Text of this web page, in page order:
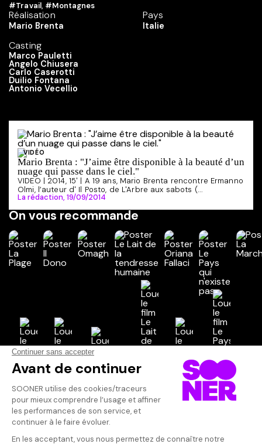
#Travail, #Montagnes
Réalisation
Mario Brenta
Casting
Marco Pauletti
Angelo Chiusera
Carlo Caserotti
Duilio Fontana
Antonio Vecellio
Pays
Italie
VIDÉO
Mario Brenta : "J’aime être disponible à la beauté d’un
nuage qui passe dans le ciel."
VIDEO | 2014, 15' | A 19 ans, Mario Brenta rencontre Ermanno
Olmi, l’auteur d' Il Posto, de L'Arbre aux sabots (...
La rédaction, 19/09/2014
On vous recommande
Vos avis
Donnez votre avis
Votre note
Votre commentaire
Nous avons